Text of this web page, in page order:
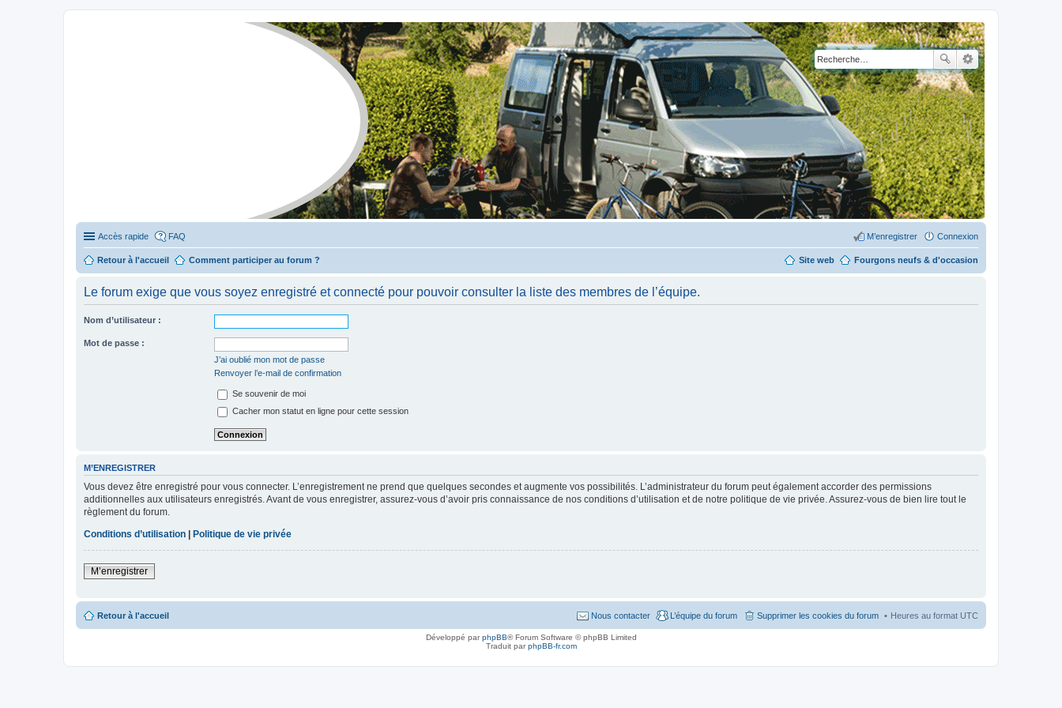
Stylevan - Vans aménagés
Accès rapide FAQ Connexion
M’enregistrer
Retour à l'accueil Comment participer au forum ? Fourgons neufs & d'occasion
Site web
Le forum exige que vous soyez enregistré et connecté pour pouvoir consulter la liste des membres de l’équipe.
Nom d’utilisateur :
Mot de passe :
J’ai oublié mon mot de passe
Renvoyer l’e-mail de confirmation
Se souvenir de moi
Cacher mon statut en ligne pour cette session
M’ENREGISTRER
Vous devez être enregistré pour vous connecter. L’enregistrement ne prend que quelques secondes et augmente vos possibilités. L’administrateur du forum peut également accorder des permissions
additionnelles aux utilisateurs enregistrés. Avant de vous enregistrer, assurez-vous d’avoir pris connaissance de nos conditions d’utilisation et de notre politique de vie privée. Assurez-vous de bien lire tout le
règlement du forum.
Conditions d’utilisation | Politique de vie privée
M’enregistrer
Retour à l'accueil Heures au format UTC
Supprimer les cookies du forum
L’équipe du forum
Nous contacter
Développé parphpBB® Forum Software © phpBB Limited
Traduit parphpBB-fr.com